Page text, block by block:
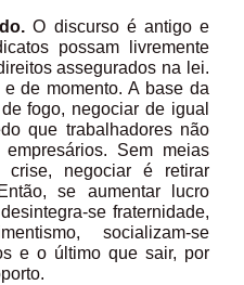
O discurso é antigo e
possam livremente
assegurados na lei.
de momento. A base da
fogo, negociar de igual
que trabalhadores não
Sem meias
crise, negociar é retirar
se aumentar lucro
se fraternidade,
socializam-se
e o último que sair, por